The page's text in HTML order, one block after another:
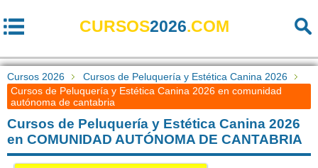
CURSOS2026.COM
Cursos 2026
Cursos de Peluquería y Estética Canina 2026
Cursos de Peluquería y Estética Canina 2026 en comunidad
autónoma de cantabria
Cursos de Peluquería y Estética Canina 2026
en COMUNIDAD AUTÓNOMA DE CANTABRIA